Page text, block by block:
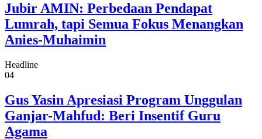
Jubir AMIN: Perbedaan Pendapat
Lumrah, tapi Semua Fokus Menangkan
Anies-Muhaimin
Headline
04
Gus Yasin Apresiasi Program Unggulan
Ganjar-Mahfud: Beri Insentif Guru
Agama